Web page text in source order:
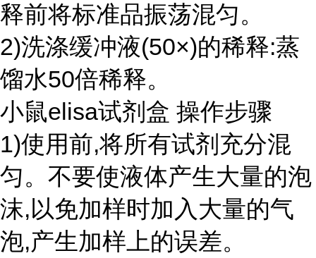
释前将标准品振荡混匀。
2)洗涤缓冲液(50×)的稀释:蒸
馏水50倍稀释。
小鼠elisa试剂盒 操作步骤
1)使用前,将所有试剂充分混
匀。不要使液体产生大量的泡
沫,以免加样时加入大量的气
泡,产生加样上的误差。